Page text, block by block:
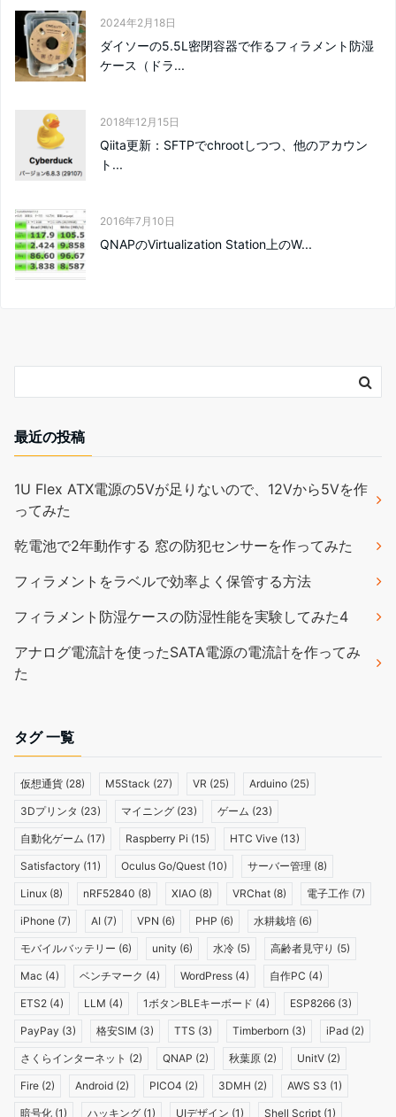
2024年2月18日
ダイソーの5.5L密閉容器で作るフィラメント防湿
ケース（ドラ...
2018年12月15日
Qiita更新：SFTPでchrootしつつ、他のアカウン
ト...
2016年7月10日
QNAPのVirtualization Station上のW...
最近の投稿
1U Flex ATX電源の5Vが足りないので、12Vから5Vを作
ってみた
乾電池で2年動作する 窓の防犯センサーを作ってみた
フィラメントをラベルで効率よく保管する方法
フィラメント防湿ケースの防湿性能を実験してみた4
アナログ電流計を使ったSATA電源の電流計を作ってみ
た
タグ 一覧
仮想通貨 (28) M5Stack (27) VR (25) Arduino (25)
3Dプリンタ (23) マイニング (23) ゲーム (23)
自動化ゲーム (17) Raspberry Pi (15) HTC Vive (13)
Satisfactory (11) Oculus Go/Quest (10) サーバー管理 (8)
Linux (8) nRF52840 (8) XIAO (8) VRChat (8) 電子工作 (7)
iPhone (7) AI (7) VPN (6) PHP (6) 水耕栽培 (6)
モバイルバッテリー (6) unity (6) 水冷 (5) 高齢者見守り (5)
Mac (4) ベンチマーク (4) WordPress (4) 自作PC (4)
ETS2 (4) LLM (4) 1ボタンBLEキーボード (4) ESP8266 (3)
PayPay (3) 格安SIM (3) TTS (3) Timberborn (3) iPad (2)
さくらインターネット (2) QNAP (2) 秋葉原 (2) UnitV (2)
Fire (2) Android (2) PICO4 (2) 3DMH (2) AWS S3 (1)
暗号化 (1) ハッキング (1) UIデザイン (1) Shell Script (1)